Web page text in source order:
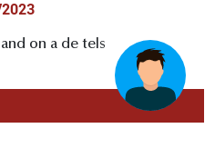
on a de tels